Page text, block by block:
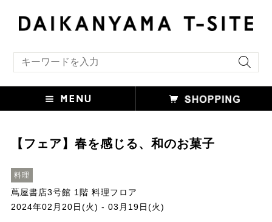
【フェア】春を感じる、和のお菓子
料理
蔦屋書店3号館 1階 料理フロア
2024年02月20日(火) - 03月19日(火)